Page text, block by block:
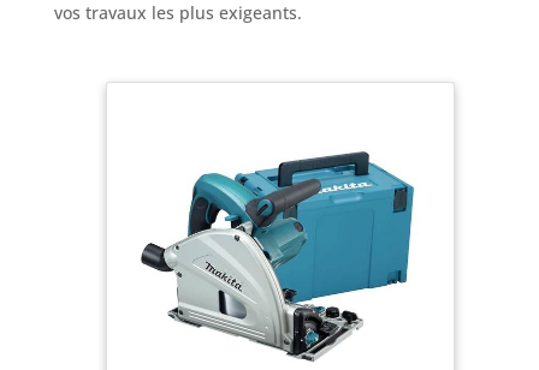
vos travaux les plus exigeants.